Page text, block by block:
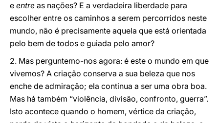
e entre as nações? E a verdadeira liberdade para
escolher entre os caminhos a serem percorridos neste
mundo, não é precisamente aquela que está orientada
pelo bem de todos e guiada pelo amor?
2. Mas perguntemo-nos agora: é este o mundo em que
vivemos? A criação conserva a sua beleza que nos
enche de admiração; ela continua a ser uma obra boa.
Mas há também “violência, divisão, confronto, guerra”.
Isto acontece quando o homem, vértice da criação,